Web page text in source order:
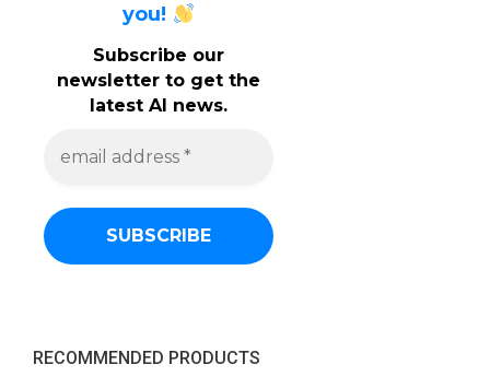
you!
Subscribe our
newsletter to get the
latest AI news.
a
d
s
RECOMMENDED PRODUCTS